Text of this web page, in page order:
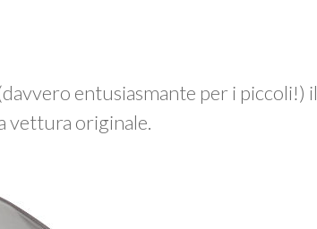
entusiasmante per i piccoli!) il
vettura originale.